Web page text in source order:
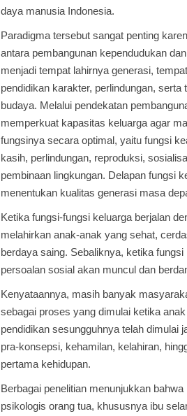
daya manusia Indonesia.
Paradigma tersebut sangat penting
antara pembangunan kependudukan
menjadi tempat lahirnya generasi,
pendidikan karakter, perlindungan, serta
budaya. Melalui pendekatan
memperkuat kapasitas keluarga agar
fungsinya secara optimal, yaitu fungsi
kasih, perlindungan, reproduksi,
pembinaan lingkungan. Delapan fungsi
menentukan kualitas generasi masa
Ketika fungsi-fungsi keluarga berjalan
melahirkan anak-anak yang sehat,
berdaya saing. Sebaliknya, ketika
persoalan sosial akan muncul dan
Kenyataannya, masih banyak
sebagai proses yang dimulai ketika
pendidikan sesungguhnya telah dimulai
pra-konsepsi, kehamilan, kelahiran,
pertama kehidupan.
Berbagai penelitian menunjukkan
psikologis orang tua, khususnya ibu